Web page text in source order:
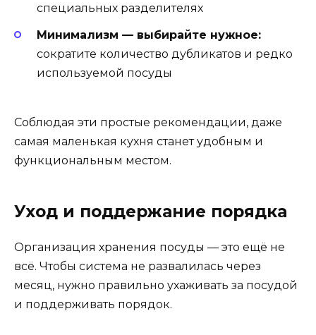
специальных разделителях
Минимализм — выбирайте нужное:
сократите количество дубликатов и редко
используемой посуды
Соблюдая эти простые рекомендации, даже
самая маленькая кухня станет удобным и
функциональным местом.
Уход и поддержание порядка
Организация хранения посуды — это ещё не
всё. Чтобы система не развалилась через
месяц, нужно правильно ухаживать за посудой
и поддерживать порядок.